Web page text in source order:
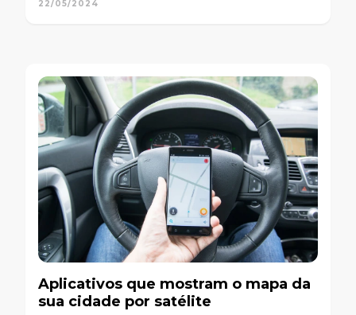
22/05/2024
Aplicativos que mostram o mapa da
sua cidade por satélite